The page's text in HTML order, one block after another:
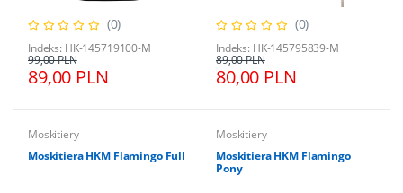
(0)
Indeks: HK-145719100-M
89,00 PLN
99,00 PLN
(0)
Indeks: HK-145795839-M
80,00 PLN
89,00 PLN
Moskitiery
Moskitiera HKM Flamingo Full
Moskitiery
Moskitiera HKM Flamingo
Pony